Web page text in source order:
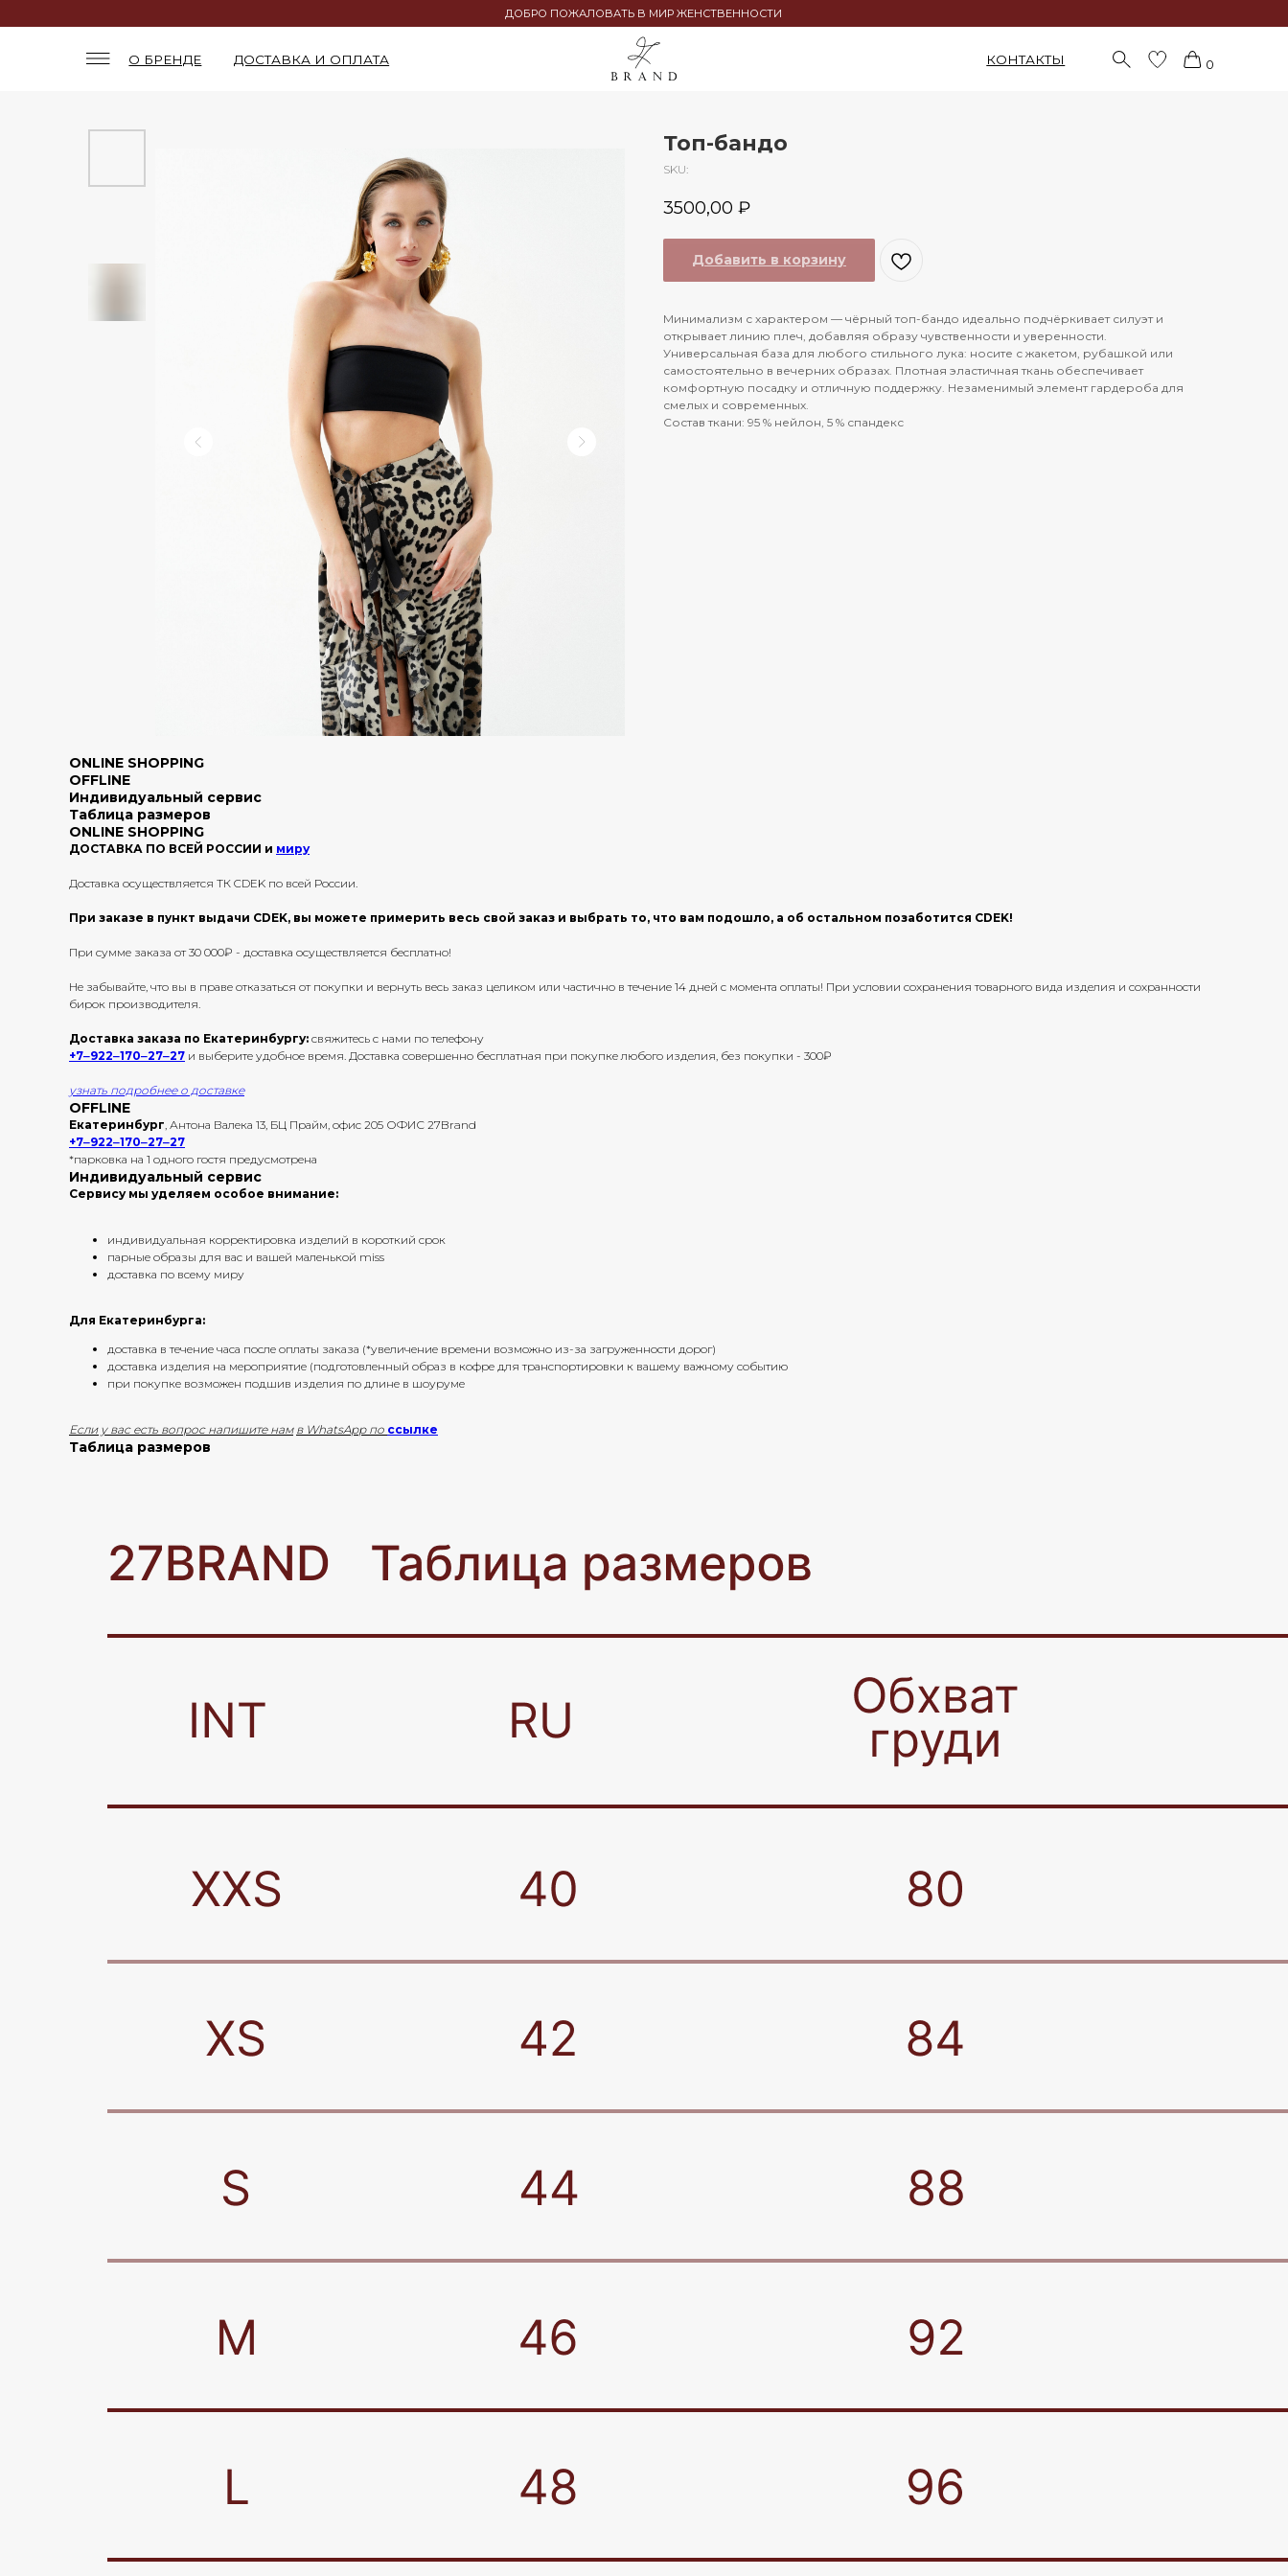
ДОСТАВКА И ОПЛАТА
О БРЕНДЕ
ДОБРО ПОЖАЛОВАТЬ В МИР ЖЕНСТВЕННОСТИ
Топ-бандо
SKU:
3500,00 ₽
Добавить в корзину
Минимализм с характером — чёрный топ-бандо идеально подчёркивает силуэт и
открывает линию плеч, добавляя образу чувственности и уверенности.
Универсальная база для любого стильного лука: носите с жакетом, рубашкой или
самостоятельно в вечерних образах. Плотная эластичная ткань обеспечивает
комфортную посадку и отличную поддержку. Незаменимый элемент гардероба для
смелых и современных.
Состав ткани: 95 % нейлон, 5 % спандекс
ONLINE SHOPPING
OFFLINE
Индивидуальный сервис
Таблица размеров
ONLINE SHOPPING
ДОСТАВКА ПО ВСЕЙ РОССИИ и миру
Доставка осуществляется ТК CDEK по всей России.
При заказе в пункт выдачи CDEK, вы можете примерить весь свой заказ и выбрать то, что вам подошло, а об остальном позаботится CDEK!
При сумме заказа от 30 000₽ - доставка осуществляется бесплатно!
Не забывайте, что вы в праве отказаться от покупки и вернуть весь заказ целиком или частично в течение 14 дней с момента оплаты! При условии сохранения товарного вида изделия и сохранности
бирок производителя.
Доставка заказа по Екатеринбургу: свяжитесь с нами по телефону
+7‒922‒170‒27‒27 и выберите удобное время. Доставка совершенно бесплатная при покупке любого изделия, без покупки - 300₽
узнать подробнее о доставке
OFFLINE
Екатеринбург, Антона Валека 13, БЦ Прайм, офис 205 ОФИС 27Brand
+7‒922‒170‒27‒27
*парковка на 1 одного гостя предусмотрена
Индивидуальный сервис
Сервису мы уделяем особое внимание:
индивидуальная корректировка изделий в короткий срок
парные образы для вас и вашей маленькой miss
доставка по всему миру
Для Екатеринбурга:
⁠доставка в течение часа после оплаты заказа (*увеличение времени возможно из-за загруженности дорог)
⁠доставка изделия на мероприятие (подготовленный образ в кофре для транспортировки к вашему важному событию
при покупке возможен подшив изделия по длине в шоуруме
Если у вас есть вопрос напишите нам в WhatsApp по ссылке
Таблица размеров